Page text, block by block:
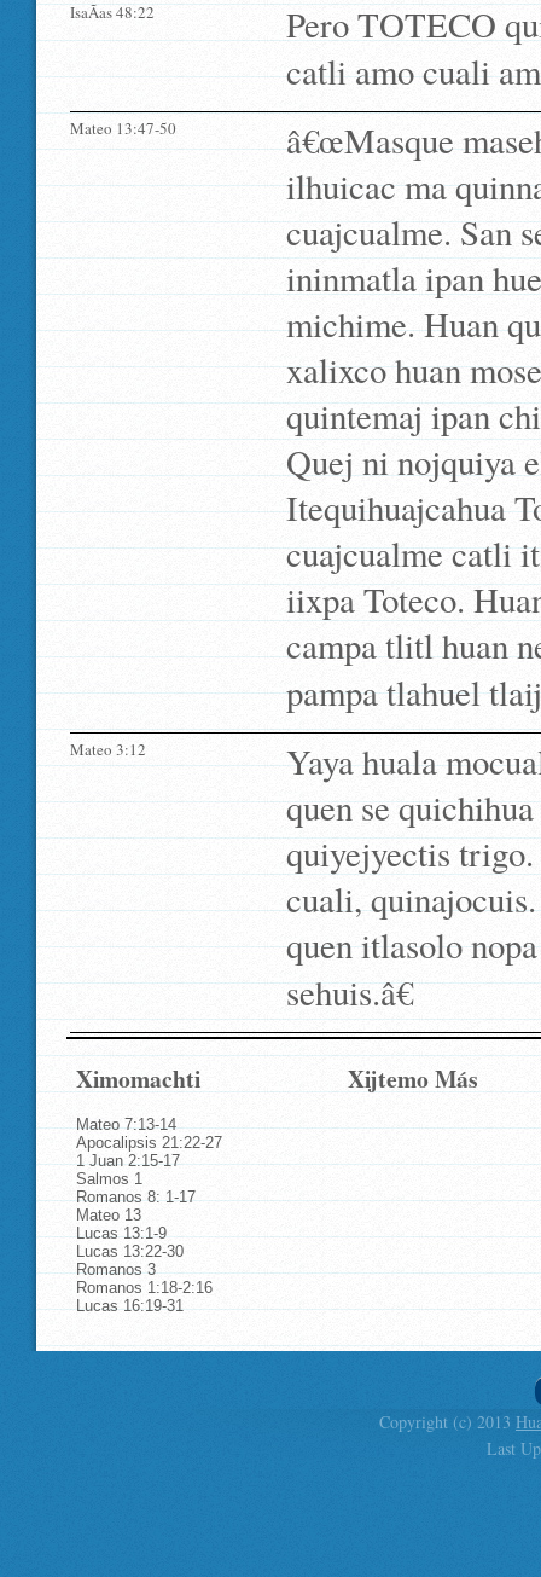
IsaÃ­as 48:22
Pero TOTECO
catli amo cuali
Mateo 13:47-50
â€œMasque
ilhuicac ma
cuajcualme. San
ininmatla ipan
michime. Huan
xalixco huan
quintemaj ipan
Quej ni nojquiya
Itequihuajcahua
cuajcualme catli
iixpa Toteco.
campa tlitl huan
pampa tlahuel
Mateo 3:12
Yaya huala
quen se
quiyejyectis
cuali,
quen itlasolo
sehuis.â€
Ximomachti Xijtemo Más
Mateo 7:13-14
Apocalipsis 21:22-27
1 Juan 2:15-17
Salmos 1
Romanos 8: 1-17
Mateo 13
Lucas 13:1-9
Lucas 13:22-30
Romanos 3
Romanos 1:18-2:16
Lucas 16:19-31
Copyright (c) 2013
Last